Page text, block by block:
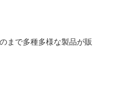
まで多種多様な製品が販